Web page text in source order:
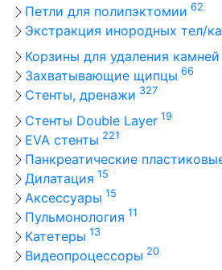
Петли для полипэктомии 62
Экстракция инородных тел/
Корзины для удаления камней
Захватывающие щипцы 66
Стенты, дренажи 327
Стенты Double Layer 19
EVA стенты 221
Панкреатические
Дилатация 15
Аксессуары 15
Пульмонология 11
Катетеры 13
Видеопроцессоры 20